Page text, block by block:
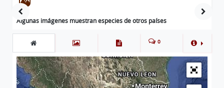
Algunas imágenes muestran especies de otros países
0